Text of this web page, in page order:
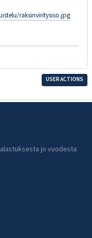
raksinviritysiso.jpg
USER ACTIONS
jo vuodesta